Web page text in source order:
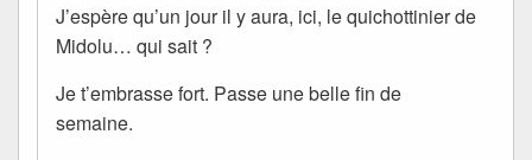
J’espère qu’un jour il y aura, ici, le quichottinier de
Midolu… qui sait ?
Je t’embrasse fort. Passe une belle fin de
semaine.